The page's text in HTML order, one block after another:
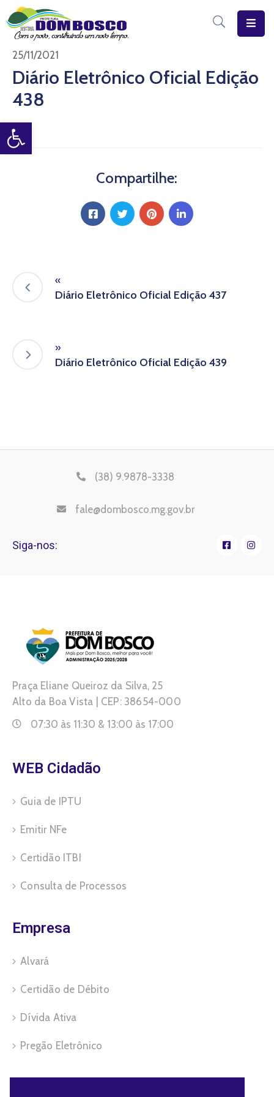
Open toolbar
Início
O
Município
Estrutura
Diário
25/11/2021
Diário Eletrônico Oficial Edição
438
Compartilhe:
«
Diário Eletrônico Oficial Edição 437
»
Diário Eletrônico Oficial Edição 439
(38) 9.9878-3338
fale@dombosco.mg.gov.br
Siga-nos:
Praça Eliane Queiroz da Silva, 25
Alto da Boa Vista | CEP: 38654-000
07:30 às 11:30 & 13:00 às 17:00
WEB Cidadão
Guia de IPTU
Emitir NFe
Certidão ITBI
Consulta de Processos
Empresa
Alvará
Certidão de Débito
Dívida Ativa
Pregão Eletrônico